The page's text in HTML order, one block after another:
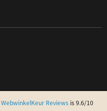
WebwinkelKeur Reviewsis 9.6/10